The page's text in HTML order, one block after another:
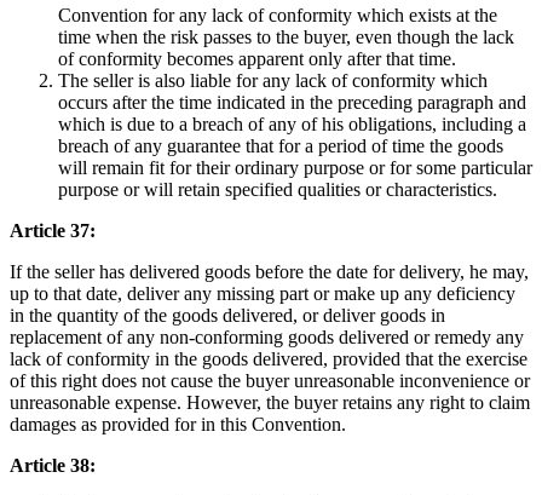
Convention for any lack of conformity which exists at the
time when the risk passes to the buyer, even though the lack
of conformity becomes apparent only after that time.
The seller is also liable for any lack of conformity which
occurs after the time indicated in the preceding paragraph and
which is due to a breach of any of his obligations, including a
breach of any guarantee that for a period of time the goods
will remain fit for their ordinary purpose or for some particular
purpose or will retain specified qualities or characteristics.
Article 37:
If the seller has delivered goods before the date for delivery, he may,
up to that date, deliver any missing part or make up any deficiency
in the quantity of the goods delivered, or deliver goods in
replacement of any non-conforming goods delivered or remedy any
lack of conformity in the goods delivered, provided that the exercise
of this right does not cause the buyer unreasonable inconvenience or
unreasonable expense. However, the buyer retains any right to claim
damages as provided for in this Convention.
Article 38: